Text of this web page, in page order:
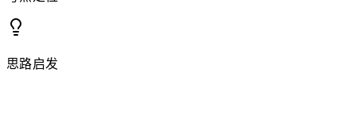
思路启发